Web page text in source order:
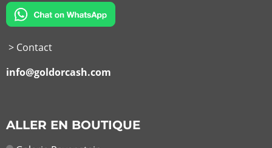
> Contact
info@goldorcash.com
ALLER EN BOUTIQUE